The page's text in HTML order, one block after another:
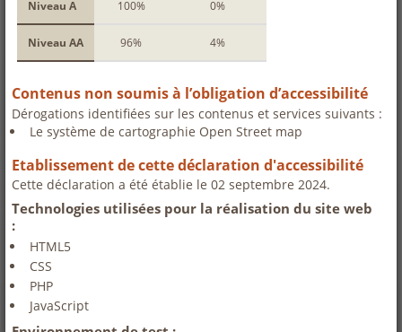
Niveau A 100% 0%
Niveau AA 96% 4%
Contenus non soumis à l’obligation d’accessibilité
Dérogations identifiées sur les contenus et services suivants :
Le système de cartographie Open Street map
Etablissement de cette déclaration d'accessibilité
Cette déclaration a été établie le 02 septembre 2024.
Technologies utilisées pour la réalisation du site web
:
HTML5
CSS
PHP
JavaScript